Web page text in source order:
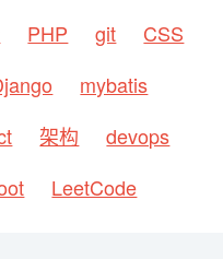
PHP git
CSS
mybatis
架构
devops
LeetCode